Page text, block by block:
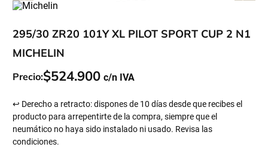
295/30 ZR20 101Y XL PILOT SPORT CUP 2 N1
MICHELIN
Precio:$524.900
↩ Derecho a retracto: dispones de 10 días desde que recibes el
producto para arrepentirte de la compra, siempre que el
neumático no haya sido instalado ni usado. Revisa las
condiciones.